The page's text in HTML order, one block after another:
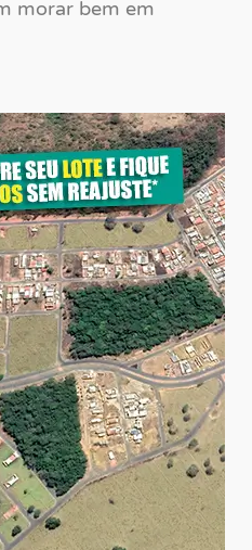
morar bem em